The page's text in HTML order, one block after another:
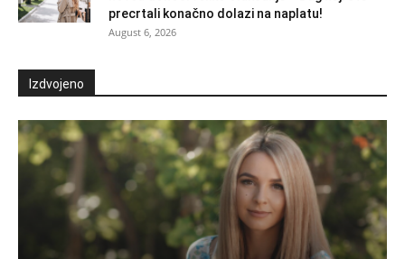
precrtali konačno dolazi na naplatu!
August 6, 2026
Izdvojeno